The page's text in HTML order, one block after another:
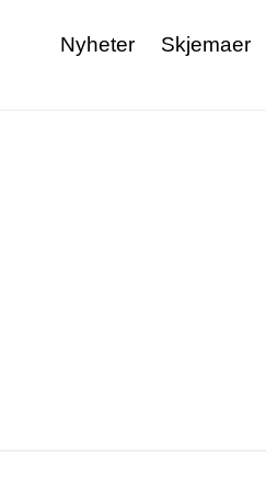
Nyheter Skjemaer